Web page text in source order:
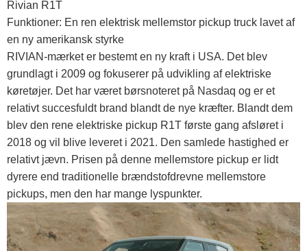
Rivian R1T
Funktioner: En ren elektrisk mellemstor pickup truck lavet af
en ny amerikansk styrke
RIVIAN-mærket er bestemt en ny kraft i USA. Det blev
grundlagt i 2009 og fokuserer på udvikling af elektriske
køretøjer. Det har været børsnoteret på Nasdaq og er et
relativt succesfuldt brand blandt de nye kræfter. Blandt dem
blev den rene elektriske pickup R1T første gang afsløret i
2018 og vil blive leveret i 2021. Den samlede hastighed er
relativt jævn. Prisen på denne mellemstore pickup er lidt
dyrere end traditionelle brændstofdrevne mellemstore
pickups, men den har mange lyspunkter.